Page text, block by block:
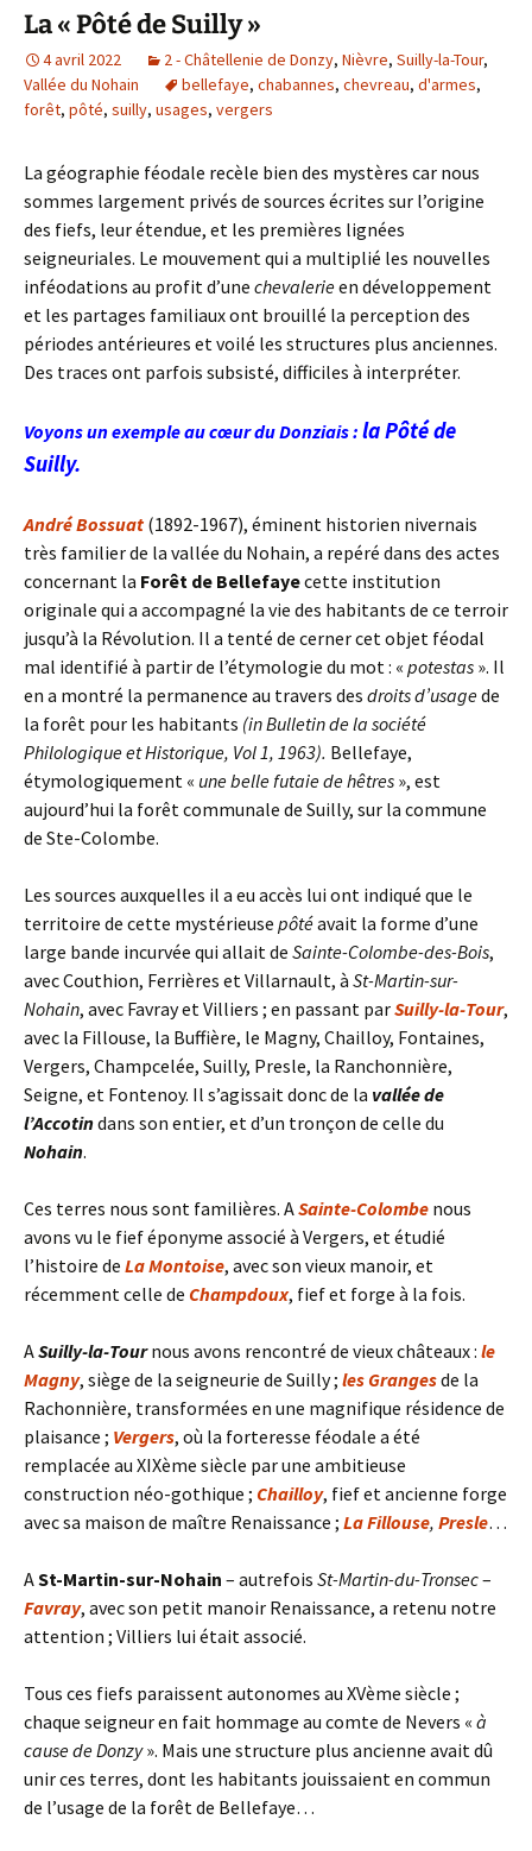
La « Pôté de Suilly »
4 avril 2022 2 - Châtellenie de Donzy, Nièvre, Suilly-la-Tour,
Vallée du Nohain
bellefaye, chabannes, chevreau, d'armes,
forêt, pôté, suilly, usages, vergers
La géographie féodale recèle bien des mystères car nous
sommes largement privés de sources écrites sur l’origine
des fiefs, leur étendue, et les premières lignées
seigneuriales. Le mouvement qui a multiplié les nouvelles
inféodations au profit d’une chevalerieen développement
et les partages familiaux ont brouillé la perception des
périodes antérieures et voilé les structures plus anciennes.
Des traces ont parfois subsisté, difficiles à interpréter.
Voyons un exemple au cœur du Donziais : la Pôté de
Suilly.
André Bossuat (1892-1967), éminent historien nivernais
très familier de la vallée du Nohain, a repéré dans des actes
concernant la Forêt de Bellefayecette institution
originale qui a accompagné la vie des habitants de ce terroir
jusqu’à la Révolution. Il a tenté de cerner cet objet féodal
mal identifié à partir de l’étymologie du mot : « potestas ». Il
en a montré la permanence au travers des droits d’usagede
la forêt pour les habitants (in Bulletin de la société
Philologique et Historique, Vol 1, 1963). Bellefaye,
étymologiquement « une belle futaie de hêtres », est
aujourd’hui la forêt communale de Suilly, sur la commune
de Ste-Colombe.
Les sources auxquelles il a eu accès lui ont indiqué que le
territoire de cette mystérieuse pôtéavait la forme d’une
large bande incurvée qui allait de Sainte-Colombe-des-Bois,
avec Couthion, Ferrières et Villarnault, à St-Martin-sur-
Nohain, avec Favray et Villiers ; en passant parSuilly-la-Tour,
avec la Fillouse, la Buffière, le Magny, Chailloy, Fontaines,
Vergers, Champcelée, Suilly, Presle, la Ranchonnière,
Seigne, et Fontenoy. Il s’agissait donc de la vallée de
l’Accotindans son entier, et d’un tronçon de celle du
Nohain.
Ces terres nous sont familières. ASainte-Colombe nous
avons vu le fief éponyme associé à Vergers, et étudié
l’histoire de La Montoise, avec son vieux manoir, et
récemment celle de Champdoux, fief et forge à la fois.
ASuilly-la-Tournous avons rencontré de vieux châteaux : le
Magny, siège de la seigneurie de Suilly ; les Grangesde la
Rachonnière, transformées en une magnifique résidence de
plaisance ; Vergers, où la forteresse féodale a été
remplacée au XIXème siècle par une ambitieuse
construction néo-gothique ; Chailloy, fief et ancienne forge
avec sa maison de maître Renaissance ; La Fillouse, Presle…
ASt-Martin-sur-Nohain – autrefois St-Martin-du-Tronsec–
Favray, avec son petit manoir Renaissance, a retenu notre
attention ; Villiers lui était associé.
Tous ces fiefs paraissent autonomes au XVème siècle ;
chaque seigneur en fait hommage au comte de Nevers « à
cause de Donzy». Mais une structure plus ancienne avait dû
unir ces terres, dont les habitants jouissaient en commun
de l’usage de la forêt de Bellefaye…